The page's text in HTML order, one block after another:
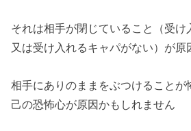
それは相手が閉じていること（受け
又は受け入れるキャパがない）が原
相手にありのままをぶつけることが
己の恐怖心が原因かもしれません